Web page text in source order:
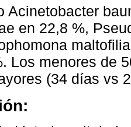
Acinetobacter
en 22,8 %,
Los menores de
(34 días vs